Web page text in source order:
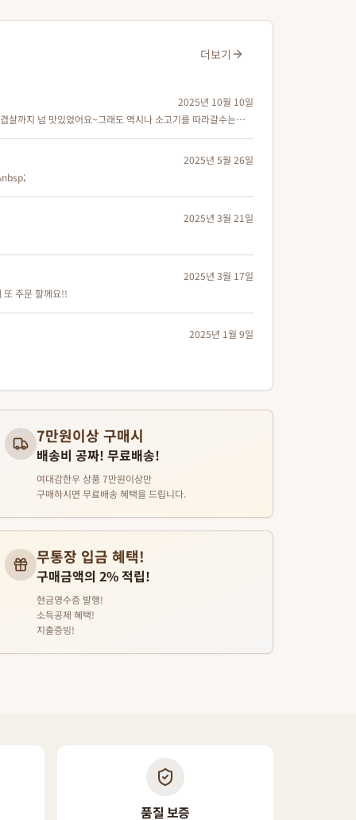
더보기
2025년 10월 10일
살까지 넘 맛있었어요~그래도 역시나 소고기를 따라갈수는
2025년 5월 26일
2025년 3월 21일
2025년 3월 17일
또 주문 할께요!!
2025년 1월 9일
7만원이상 구매시
배송비 공짜! 무료배송!
여대감한우 상품 7만원이상만
구매하시면 무료배송 혜택을 드립니다.
무통장 입금 혜택!
구매금액의 2% 적립!
현금영수증 발행!
소득공제 혜택!
지출증빙!
품질 보증